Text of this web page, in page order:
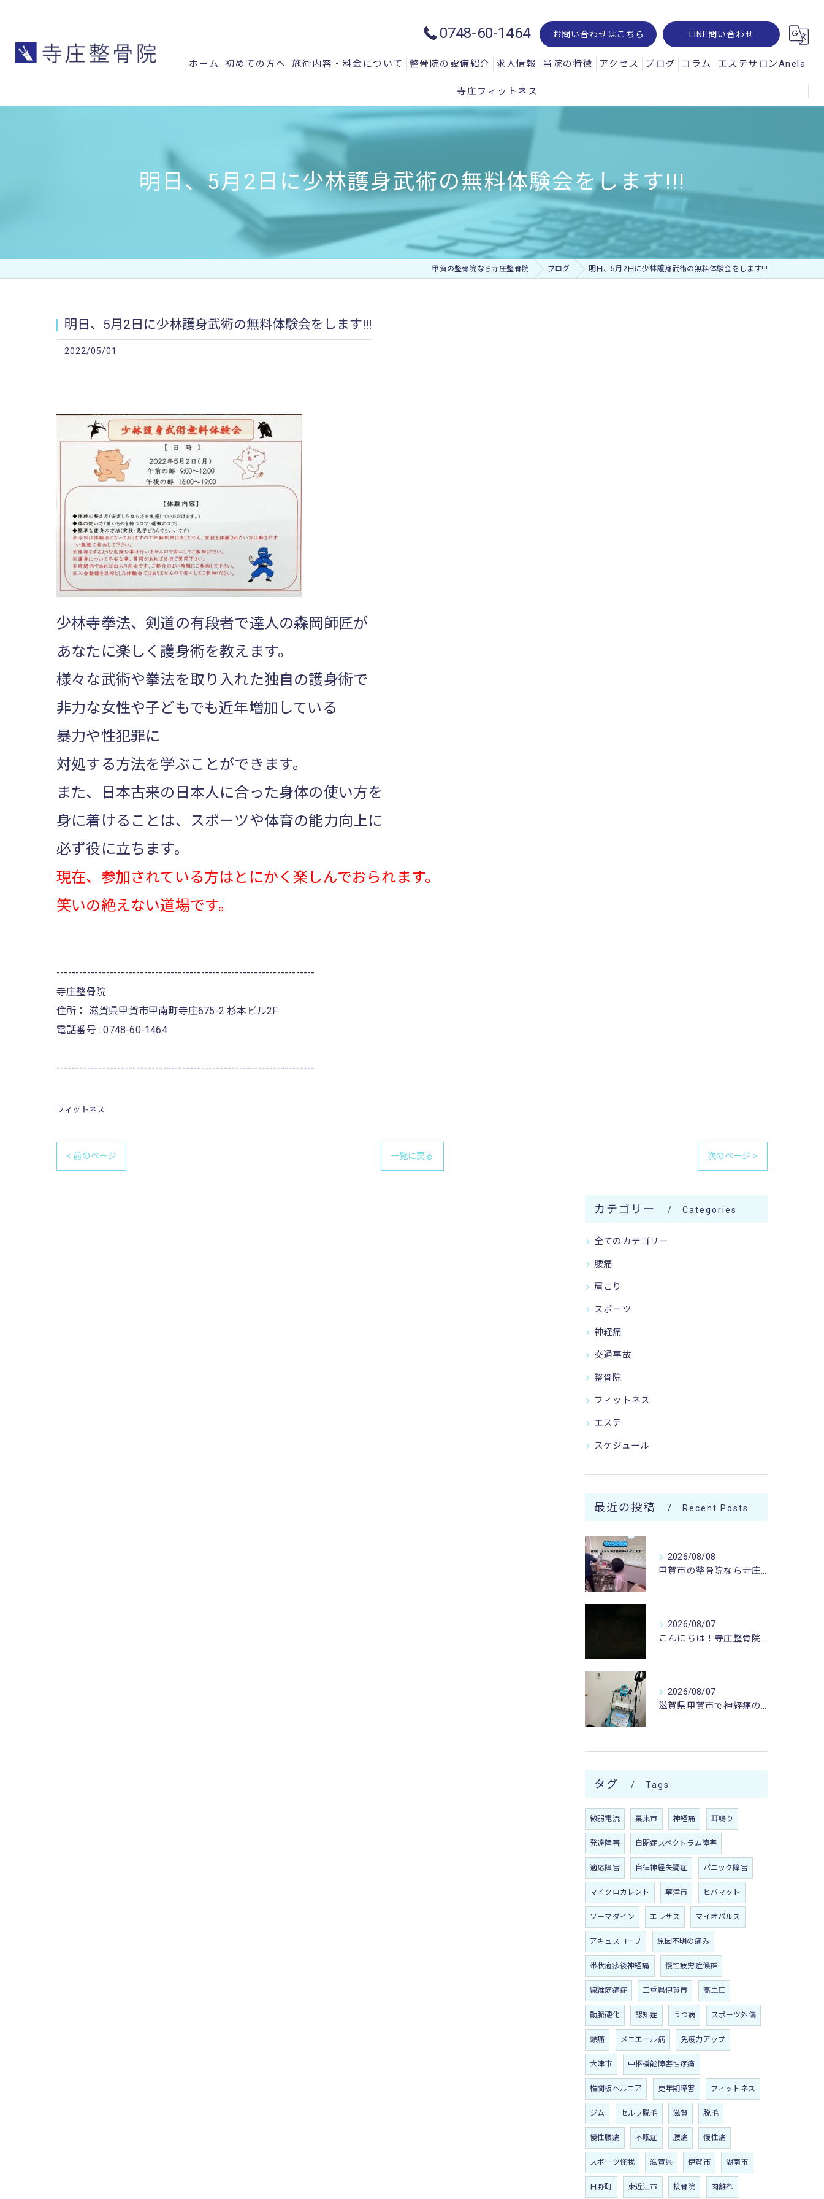
0748-60-1464 お問い合わせはこちら LINE問い合わせ
ホーム 初めての方へ
よくある質問
施術内容・料金について
一般施術メニュー
整骨院の設備紹介
ハイトーン治療器：ハイチャージ
微弱電流治療器：エレクトロマイオパルス
微弱電流治療器：エレサス
微弱電流治療器：ソーマダイン
光と温熱治療器：フィールドフロー・レメシス
加圧治療：MCCⅡマルチカフケア
求人情報 当院の特徴
腰痛
肩こり
神経痛
交通事故
アクセス ブログ コラム エステサロンAnela
寺庄フィットネス
明日、5月2日に少林護身武術の無料体験会をします!!!
甲賀の整骨院なら寺庄整骨院 ブログ 明日、5月2日に少林護身武術の無料体験会をします!!!
明日、5月2日に少林護身武術の無料体験会をします!!!
2022/05/01
少林寺拳法、剣道の有段者で達人の森岡師匠が
あなたに楽しく護身術を教えます。
様々な武術や拳法を取り入れた独自の護身術で
非力な女性や子どもでも近年増加している
暴力や性犯罪に
対処する方法を学ぶことができます。
また、日本古来の日本人に合った身体の使い方を
身に着けることは、スポーツや体育の能力向上に
必ず役に立ちます。
現在、参加されている方はとにかく楽しんでおられます。
笑いの絶えない道場です。
--------------------------------------------------------------------
寺庄整骨院
住所： 滋賀県甲賀市甲南町寺庄675-2 杉本ビル2F
電話番号 :0748-60-1464
--------------------------------------------------------------------
フィットネス
< 前のページ 一覧に戻る 次のページ >
カテゴリー Categories
全てのカテゴリー
腰痛
肩こり
スポーツ
神経痛
交通事故
整骨院
フィットネス
エステ
スケジュール
最近の投稿 Recent Posts
2026/08/08
甲賀市の整骨院なら寺庄整骨院へ🚴🏻‍♂️
2026/08/07
こんにちは！寺庄整骨院のスタッフです♪
2026/08/07
滋賀県甲賀市で神経痛のお悩みなら寺庄整骨院まで🚴🏻‍♂️
タグ Tags
微弱電流 栗東市 神経痛 耳鳴り
発達障害 自閉症スペクトラム障害
適応障害 自律神経失調症 パニック障害
マイクロカレント 草津市 ヒバマット
ソーマダイン エレサス マイオパルス
アキュスコープ 原因不明の痛み
帯状疱疹後神経痛 慢性疲労症候群
線維筋痛症 三重県伊賀市 高血圧
動脈硬化 認知症 うつ病 スポーツ外傷
頭痛 メニエール病 免疫力アップ
大津市 中枢機能障害性疼痛
椎間板ヘルニア 更年期障害 フィットネス
ジム セルフ脱毛 滋賀 脱毛
慢性腰痛 不眠症 腰痛 慢性痛
スポーツ怪我 滋賀県 伊賀市 湖南市
日野町 東近江市 接骨院 肉離れ